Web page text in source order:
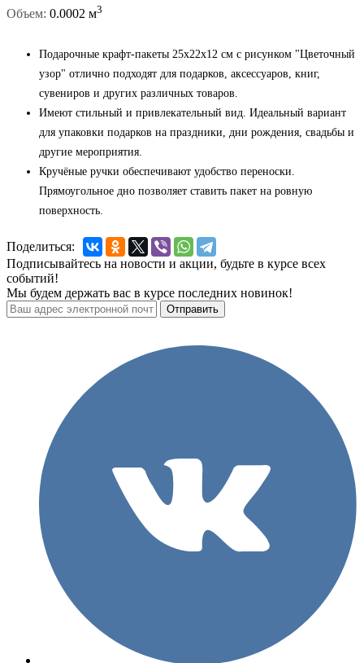
Объем: 0.0002 м3
Подарочные крафт-пакеты 25x22x12 см с рисунком "Цветочный
узор" отлично подходят для подарков, аксессуаров, книг,
сувениров и других различных товаров.
Имеют стильный и привлекательный вид. Идеальный вариант
для упаковки подарков на праздники, дни рождения, свадьбы и
другие мероприятия.
Кручёные ручки обеспечивают удобство переноски.
Прямоугольное дно позволяет ставить пакет на ровную
поверхность.
Поделиться:
Подписывайтесь на новости и акции, будьте в курсе всех
событий!
Мы будем держать вас в курсе последних новинок!